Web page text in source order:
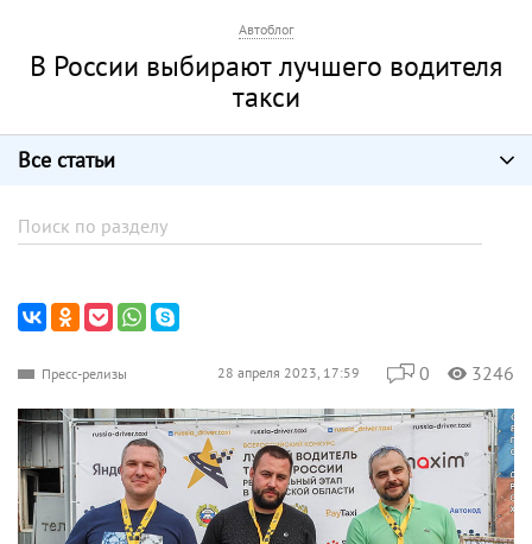
Автоблог
В России выбирают лучшего водителя
такси
Все статьи
Пресс-релизы 28 апреля 2023, 17:59 0 3246